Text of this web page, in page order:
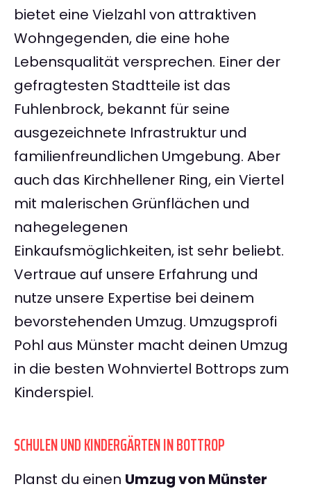
bietet eine Vielzahl von attraktiven
Wohngegenden, die eine hohe
Lebensqualität versprechen. Einer der
gefragtesten Stadtteile ist das
Fuhlenbrock, bekannt für seine
ausgezeichnete Infrastruktur und
familienfreundlichen Umgebung. Aber
auch das Kirchhellener Ring, ein Viertel
mit malerischen Grünflächen und
nahegelegenen
Einkaufsmöglichkeiten, ist sehr beliebt.
Vertraue auf unsere Erfahrung und
nutze unsere Expertise bei deinem
bevorstehenden Umzug. Umzugsprofi
Pohl aus Münster macht deinen Umzug
in die besten Wohnviertel Bottrops zum
Kinderspiel.
SCHULEN UND KINDERGÄRTEN IN BOTTROP
Planst du einen Umzug von Münster